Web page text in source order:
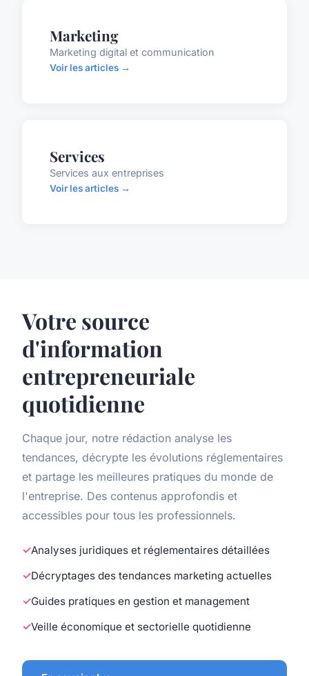
Marketing
Marketing digital et communication
Voir les articles →
Services
Services aux entreprises
Voir les articles →
Votre source
d'information
entrepreneuriale
quotidienne
Chaque jour, notre rédaction analyse les
tendances, décrypte les évolutions réglementaires
et partage les meilleures pratiques du monde de
l'entreprise. Des contenus approfondis et
accessibles pour tous les professionnels.
Analyses juridiques et réglementaires détaillées
Décryptages des tendances marketing actuelles
Guides pratiques en gestion et management
Veille économique et sectorielle quotidienne